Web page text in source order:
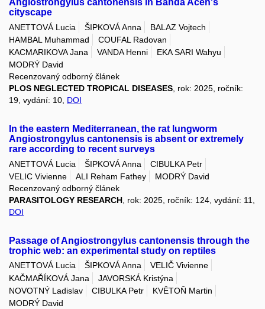
Angiostrongylus cantonensis in Banda Aceh's
cityscape
ANETTOVÁ Lucia ŠIPKOVÁ Anna
BALAZ Vojtech
HAMBAL Muhammad
COUFAL Radovan
KACMARIKOVA Jana
VANDA Henni
EKA SARI Wahyu
MODRÝ David
Recenzovaný odborný článek
PLOS NEGLECTED TROPICAL DISEASES, rok: 2025, ročník:
19, vydání: 10, DOI
In the eastern Mediterranean, the rat lungworm
Angiostrongylus cantonensis is absent or extremely
rare according to recent surveys
ANETTOVÁ Lucia ŠIPKOVÁ Anna
CIBULKA Petr
VELIC Vivienne
ALI Reham Fathey
MODRÝ David
Recenzovaný odborný článek
PARASITOLOGY RESEARCH , rok: 2025, ročník: 124, vydání: 11,
DOI
Passage of Angiostrongylus cantonensis through the
trophic web: an experimental study on reptiles
ANETTOVÁ Lucia ŠIPKOVÁ Anna
VELIČ Vivienne
KAČMAŘÍKOVÁ Jana
JAVORSKÁ Kristýna
NOVOTNÝ Ladislav
CIBULKA Petr
KVĚTOŇ Martin
MODRÝ David